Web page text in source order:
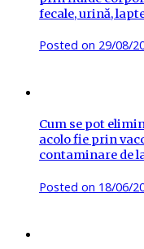
fecale, urină,
Posted on 29/08/
Cum se pot
acolo fie prin
contaminare de
Posted on 18/06/